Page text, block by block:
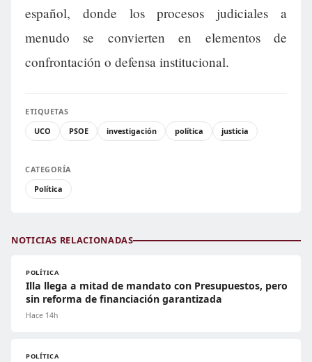
español, donde los procesos judiciales a
menudo se convierten en elementos de
confrontación o defensa institucional.
ETIQUETAS
UCO
PSOE investigación política justicia
CATEGORÍA
Política
NOTICIAS RELACIONADAS
POLÍTICA
Illa llega a mitad de mandato con Presupuestos, pero
sin reforma de financiación garantizada
Hace 14h
POLÍTICA